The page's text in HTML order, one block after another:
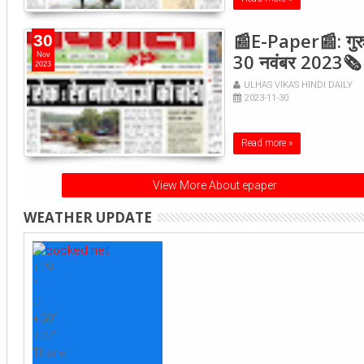
30
Nov
2023
📰E-Paper📰:
30 नवंबर 2023🗞
ULHAS VIKAS HINDI DAILY
2023-11-30
Read more »
View More About epaper
WEATHER UPDATE
+29
°
C
+30°
+27°
Thane